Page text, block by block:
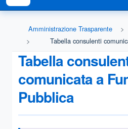
Amministrazione Trasparente
Tabella consulenti
Tabella
comunicata a
Pubblica